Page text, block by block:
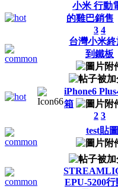
小米 行動
的雞巴銷售
3 4
台灣小米
到鐵板
iPhone6
箱
2 3
test貼圖
EPU-5200